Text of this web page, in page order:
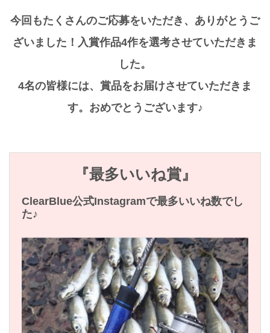
今回もたくさんのご応募をいただき、ありがとうご
ざいました！入賞作品4作を選考させていただきま
した。
4名の皆様には、賞品をお届けさせていただきま
す。おめでとうございます♪
『最多いいね賞』
ClearBlue公式Instagramで最多いいね数でし
た♪